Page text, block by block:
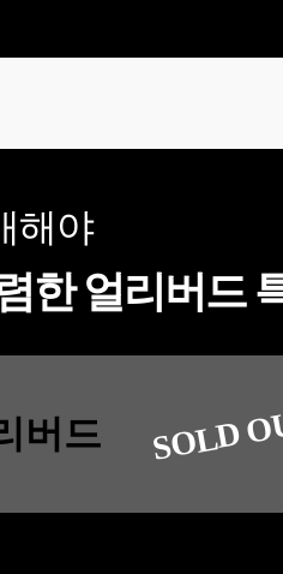
해야
한 얼리버드
버드 SOLD